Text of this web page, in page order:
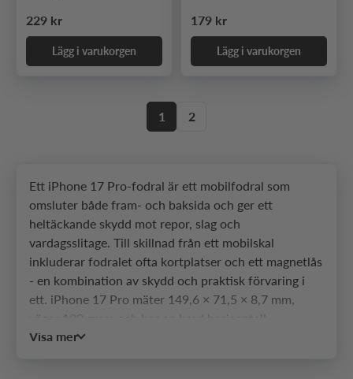
Ordinarie pris
229 kr
Lägg i varukorgen
Ordinarie pris
179 kr
Lägg i varukorgen
1 2
Ett iPhone 17 Pro-fodral är ett mobilfodral som
omsluter både fram- och baksida och ger ett
heltäckande skydd mot repor, slag och
vardagsslitage. Till skillnad från ett mobilskal
inkluderar fodralet ofta kortplatser och ett magnetlås
- en kombination av skydd och praktisk förvaring i
ett. iPhone 17 Pro mäter 149,6 × 71,5 × 8,7 mm,
kameramodul i titan som sticker ut från baksidan - en
Visa mer